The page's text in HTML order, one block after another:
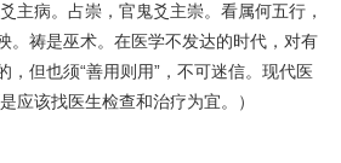
主病。占崇，官鬼爻主崇。看属何五行，
。祷是巫术。在医学不发达的时代，对有
，但也须“善用则用”，不可迷信。现代医
应该找医生检查和治疗为宜。）